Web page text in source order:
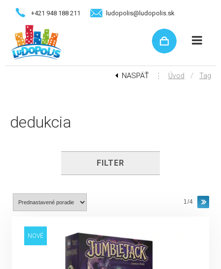
+421 948 188 211 ludopolis@ludopolis.sk
NASPÄŤ ⋮ Úvod / Tag
dedukcia
FILTER
1/4
NOVÉ